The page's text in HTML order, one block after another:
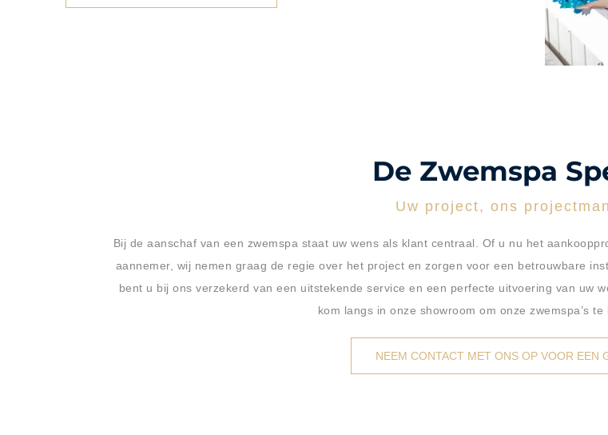
De Zwemspa
Uw project, ons
Bij de aanschaf van een zwemspa staat uw wens als klant centraal. Of u nu het
aannemer, wij nemen graag de regie over het project en zorgen voor een betrouwbare
bent u bij ons verzekerd van een uitstekende service en een perfecte uitvoering van uw
kom langs in onze showroom om onze zwemspa’s
NEEM CONTACT MET ONS OP VOOR EEN